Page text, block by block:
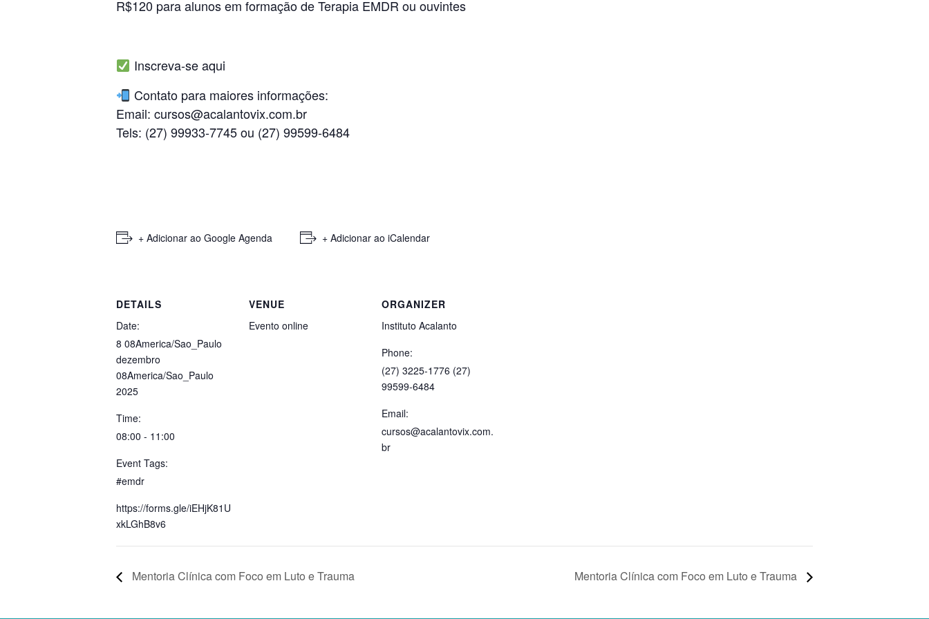
R$120 para alunos em formação de Terapia EMDR ou ouvintes
Inscreva-se aqui
Contato para maiores informações:
Email: cursos@acalantovix.com.br
Tels: (27) 99933-7745 ou (27) 99599-6484
+ Adicionar ao Google Agenda + Adicionar ao iCalendar
DETAILS
Date:
8 08America/Sao_Paulo
dezembro
08America/Sao_Paulo
2025
Time:
08:00 - 11:00
Event Tags:
#emdr
https://forms.gle/iEHjK81U
xkLGhB8v6
VENUE
Evento online
ORGANIZER
Instituto Acalanto
Phone:
(27) 3225-1776 (27)
99599-6484
Email:
cursos@acalantovix.com.
br
Mentoria Clínica com Foco em Luto e Trauma Mentoria Clínica com Foco em Luto e Trauma